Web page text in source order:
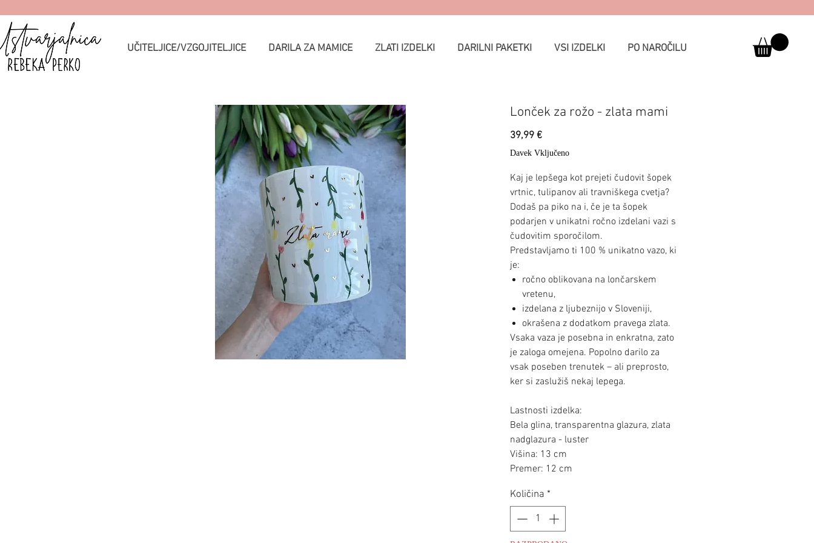
UČITELJICE/VZGOJITELJICE DARILA ZA MAMICE ZLATI IZDELKI DARILNI PAKETKI VSI IZDELKI PO NAROČILU
Lonček za rožo - zlata mami
39,99 €Price
Davek Vključeno
Kaj je lepšega kot prejeti čudovit šopek
vrtnic, tulipanov ali travniškega cvetja?
Dodaš pa piko na i, če je ta šopek
podarjen v unikatni ročno izdelani vazi s
čudovitim sporočilom.
Predstavljamo ti 100 % unikatno vazo, ki
je:
ročno oblikovana na lončarskem
vretenu,
izdelana z ljubeznijo v Sloveniji,
okrašena z dodatkom pravega zlata.
Vsaka vaza je posebna in enkratna, zato
je zaloga omejena. Popolno darilo za
vsak poseben trenutek – ali preprosto,
ker si zaslužiš nekaj lepega.
Lastnosti izdelka:
Bela glina, transparentna glazura, zlata
nadglazura - luster
Višina: 13 cm
Premer: 12 cm
Količina *